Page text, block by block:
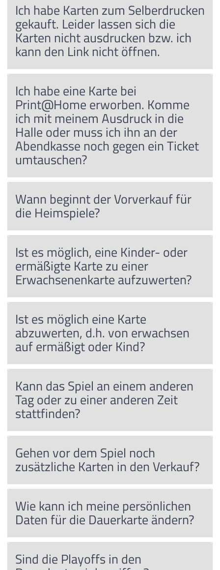
Ich habe Karten zum Selberdrucken
gekauft. Leider lassen sich die
Karten nicht ausdrucken bzw. ich
kann den Link nicht öffnen.
Ich habe eine Karte bei
Print@Home erworben. Komme
ich mit meinem Ausdruck in die
Halle oder muss ich ihn an der
Abendkasse noch gegen ein Ticket
umtauschen?
Wann beginnt der Vorverkauf für
die Heimspiele?
Ist es möglich, eine Kinder- oder
ermäßigte Karte zu einer
Erwachsenenkarte aufzuwerten?
Ist es möglich eine Karte
abzuwerten, d.h. von erwachsen
auf ermäßigt oder Kind?
Kann das Spiel an einem anderen
Tag oder zu einer anderen Zeit
stattfinden?
Gehen vor dem Spiel noch
zusätzliche Karten in den Verkauf?
Wie kann ich meine persönlichen
Daten für die Dauerkarte ändern?
Sind die Playoffs in den